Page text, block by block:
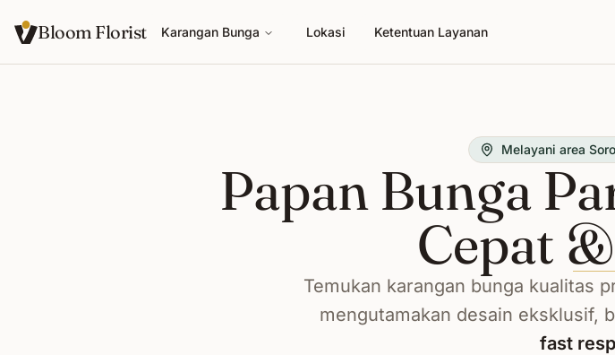
Bloom Florist Karangan Bunga Lokasi Ketentuan Layanan
Melayani area
Papan Bunga
Cepat
Temukan karangan bunga kualitas
mengutamakan desain eksklusif,
fast